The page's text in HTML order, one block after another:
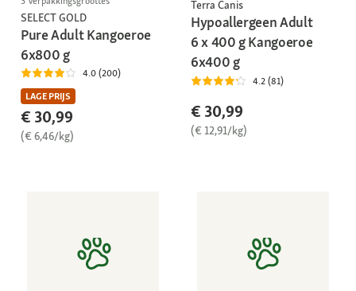
SELECT GOLD
Pure Adult Kangoeroe
6x800 g
4.0 (200)
LAGE PRIJS
€ 30,99
(€ 6,46/kg)
Terra Canis
Hypoallergeen Adult
6 x 400 g Kangoeroe
6x400 g
4.2 (81)
€ 30,99
(€ 12,91/kg)